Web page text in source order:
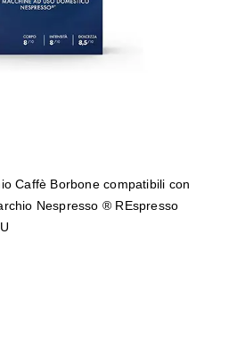
Caffè Borbone compatibili con
Nespresso ® REspresso